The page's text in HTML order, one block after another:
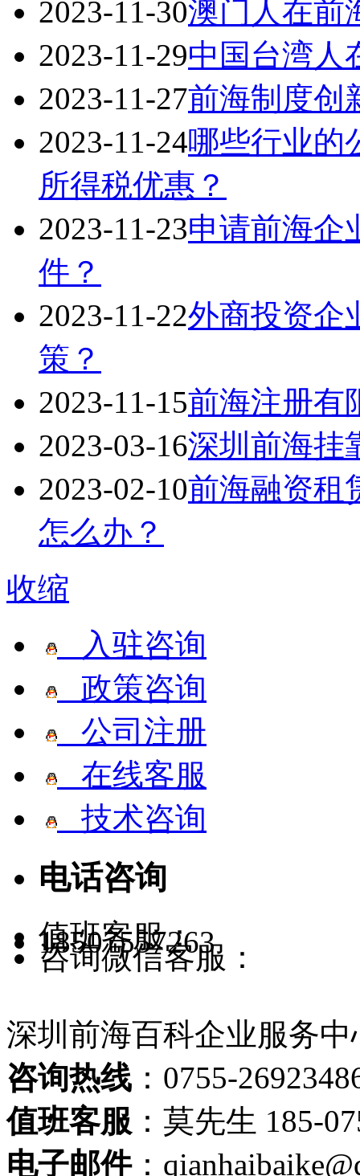
2023-11-30澳门人在前
2023-11-29中国台湾人
2023-11-27前海制度创
2023-11-24哪些行业的
所得税优惠？
2023-11-23申请前海企
件？
2023-11-22外商投资企
策？
2023-11-15前海注册有
2023-03-16深圳前海挂
2023-02-10前海融资租
怎么办？
收缩
入驻咨询
政策咨询
公司注册
在线客服
技术咨询
电话咨询
值班客服：
18507557263
咨询微信客服：
深圳前海百科企业服务中
咨询热线 ：0755-
值班客服 ：莫先生 185-
电子邮件：